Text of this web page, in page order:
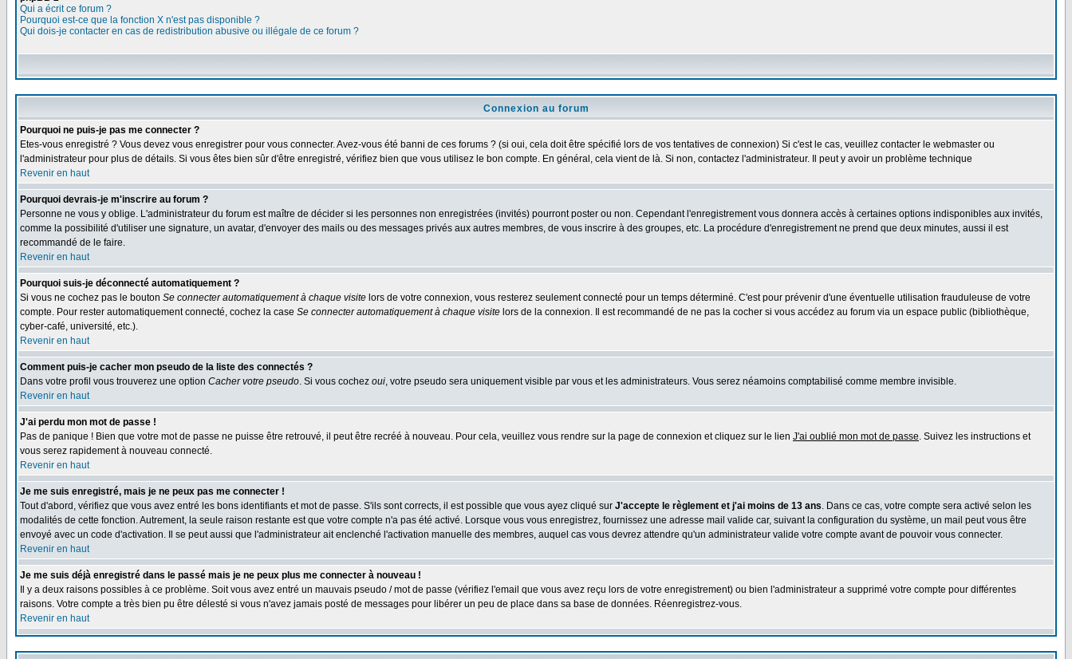
Qui a écrit ce forum ?
Pourquoi est-ce que la fonction X n'est pas disponible ?
Qui dois-je contacter en cas de redistribution abusive ou illégale de ce forum ?
Connexion au forum
Pourquoi ne puis-je pas me connecter ?
Etes-vous enregistré ? Vous devez vous enregistrer pour vous connecter. Avez-vous été banni de ces forums ? (si oui, cela doit être spécifié lors de vos tentatives de connexion) Si c'est le cas, veuillez contacter le webmaster ou
l'administrateur pour plus de détails. Si vous êtes bien sûr d'être enregistré, vérifiez bien que vous utilisez le bon compte. En général, cela vient de là. Si non, contactez l'administrateur. Il peut y avoir un problème technique
Revenir en haut
Pourquoi devrais-je m'inscrire au forum ?
Personne ne vous y oblige. L'administrateur du forum est maître de décider si les personnes non enregistrées (invités) pourront poster ou non. Cependant l'enregistrement vous donnera accès à certaines options indisponibles aux invités,
comme la possibilité d'utiliser une signature, un avatar, d'envoyer des mails ou des messages privés aux autres membres, de vous inscrire à des groupes, etc. La procédure d'enregistrement ne prend que deux minutes, aussi il est
recommandé de le faire.
Revenir en haut
Pourquoi suis-je déconnecté automatiquement ?
Si vous ne cochez pas le bouton Se connecter automatiquement à chaque visite lors de votre connexion, vous resterez seulement connecté pour un temps déterminé. C'est pour prévenir d'une éventuelle utilisation frauduleuse de votre
compte. Pour rester automatiquement connecté, cochez la case Se connecter automatiquement à chaque visite lors de la connexion. Il est recommandé de ne pas la cocher si vous accédez au forum via un espace public (bibliothèque,
cyber-café, université, etc.).
Revenir en haut
Comment puis-je cacher mon pseudo de la liste des connectés ?
Dans votre profil vous trouverez une option Cacher votre pseudo. Si vous cochez oui, votre pseudo sera uniquement visible par vous et les administrateurs. Vous serez néamoins comptabilisé comme membre invisible.
Revenir en haut
J'ai perdu mon mot de passe !
Pas de panique ! Bien que votre mot de passe ne puisse être retrouvé, il peut être recréé à nouveau. Pour cela, veuillez vous rendre sur la page de connexion et cliquez sur le lien J'ai oublié mon mot de passe. Suivez les instructions et
vous serez rapidement à nouveau connecté.
Revenir en haut
Je me suis enregistré, mais je ne peux pas me connecter !
Tout d'abord, vérifiez que vous avez entré les bons identifiants et mot de passe. S'ils sont corrects, il est possible que vous ayez cliqué sur J'accepte le règlement et j'ai moins de 13 ans. Dans ce cas, votre compte sera activé selon les
modalités de cette fonction. Autrement, la seule raison restante est que votre compte n'a pas été activé. Lorsque vous vous enregistrez, fournissez une adresse mail valide car, suivant la configuration du système, un mail peut vous être
envoyé avec un code d'activation. Il se peut aussi que l'administrateur ait enclenché l'activation manuelle des membres, auquel cas vous devrez attendre qu'un administrateur valide votre compte avant de pouvoir vous connecter.
Revenir en haut
Je me suis déjà enregistré dans le passé mais je ne peux plus me connecter à nouveau !
Il y a deux raisons possibles à ce problème. Soit vous avez entré un mauvais pseudo / mot de passe (vérifiez l'email que vous avez reçu lors de votre enregistrement) ou bien l'administrateur a supprimé votre compte pour différentes
raisons. Votre compte a très bien pu être délesté si vous n'avez jamais posté de messages pour libérer un peu de place dans sa base de données. Réenregistrez-vous.
Revenir en haut